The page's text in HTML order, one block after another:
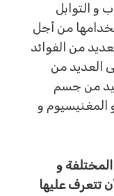
و التوابل
من أجل
من الفوائد
العديد من
من جسم
المغنيسيوم و
و
تتعرف عليها